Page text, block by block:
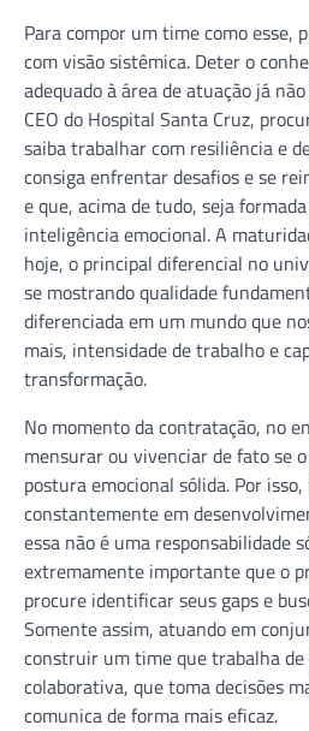
Para compor um time como esse,
com visão sistêmica. Deter o
adequado à área de atuação já
CEO do Hospital Santa Cruz,
saiba trabalhar com resiliência e
consiga enfrentar desafios e se
e que, acima de tudo, seja
inteligência emocional. A
hoje, o principal diferencial no
se mostrando qualidade
diferenciada em um mundo que
mais, intensidade de trabalho e
transformação.
No momento da contratação, no
mensurar ou vivenciar de fato se
postura emocional sólida. Por
constantemente em
essa não é uma responsabilidade
extremamente importante que o
procure identificar seus gaps e
Somente assim, atuando em
construir um time que trabalha de
colaborativa, que toma decisões
comunica de forma mais eficaz.